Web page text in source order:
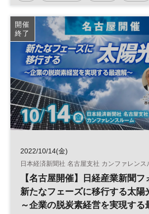
太陽光発電 再生可能エネルギー
日経産業新聞フォーラム
開催
終了
2022/10/14(金)
日本経済新聞社 名古屋支社 カンファレンス
【名古屋開催】日経産業新聞フ
新たなフェーズに移行する太陽
～企業の脱炭素経営を実現する